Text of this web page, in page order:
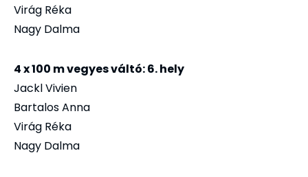
Virág Réka
Nagy Dalma
4 x 100 m vegyes váltó: 6. hely
Jackl Vivien
Bartalos Anna
Virág Réka
Nagy Dalma